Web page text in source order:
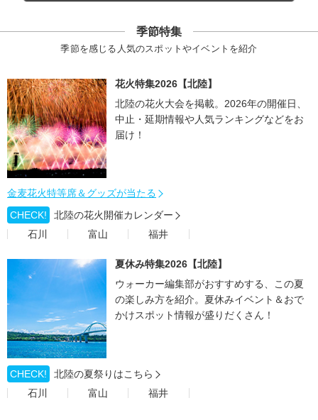
季節特集
季節を感じる人気のスポットやイベントを紹介
花火特集2026【北陸】
北陸の花火大会を掲載。2026年の開催日、
中止・延期情報や人気ランキングなどをお
届け！
金麦花火特等席＆グッズが当たる
CHECK!
北陸の花火開催カレンダー
石川
富山 福井
夏休み特集2026【北陸】
ウォーカー編集部がおすすめする、この夏
の楽しみ方を紹介。夏休みイベント＆おで
かけスポット情報が盛りだくさん！
CHECK!
北陸の夏祭りはこちら
石川
富山 福井